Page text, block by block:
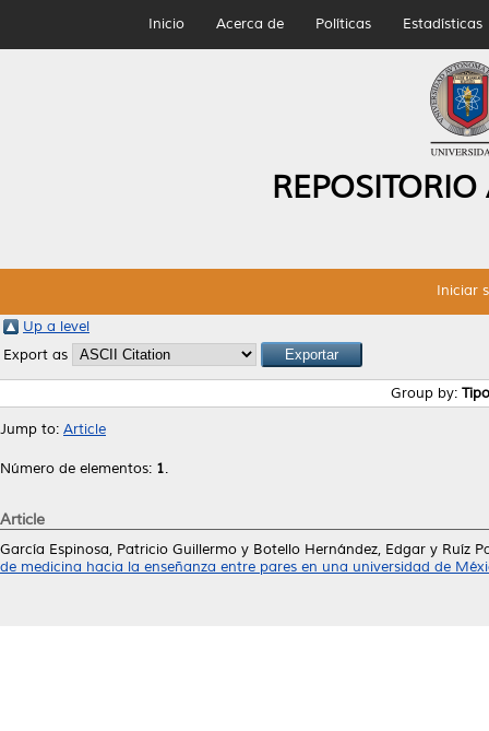
Inicio Acerca de Políticas Estadísticas
Iniciar
Up a level
Export as
Group by:
Jump to: Article
Número de elementos: 1.
Article
García Espinosa, Patricio Guillermo y Botello Hernández, Edgar y Ruíz
de medicina hacia la enseñanza entre pares en una universidad de